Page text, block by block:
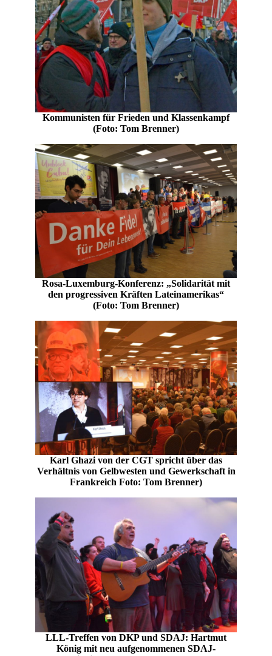
Kommunisten für Frieden und Klassenkampf
(Foto: Tom Brenner)
Rosa-Luxemburg-Konferenz: „Solidarität mit
den progressiven Kräften Lateinamerikas“
(Foto: Tom Brenner)
Karl Ghazi von der CGT spricht über das
Verhältnis von Gelbwesten und Gewerkschaft in
Frankreich Foto: Tom Brenner)
LLL-Treffen von DKP und SDAJ: Hartmut
König mit neu aufgenommenen SDAJ-